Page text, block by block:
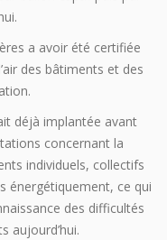
a avoir été certifiée
des bâtiments et des
déjà implantée avant
concernant la
individuels, collectifs
énergétiquement, ce qui
des difficultés
aujourd’hui.